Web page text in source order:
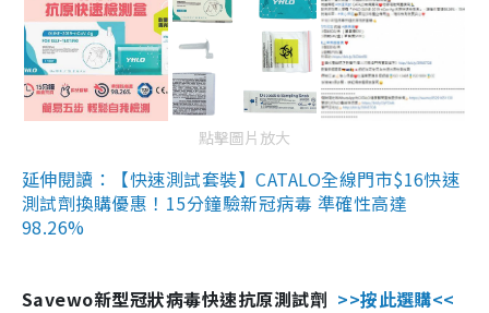
點擊圖片放大
延伸閱讀：【快速測試套裝】CATALO全線門市$16快速
測試劑換購優惠！15分鐘驗新冠病毒 準確性高達
98.26%
Savewo新型冠狀病毒快速抗原測試劑 >>按此選購<<